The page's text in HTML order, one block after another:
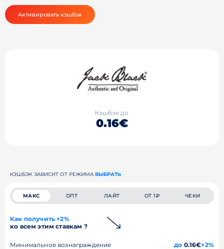
Активировать кэшбэк
Кэшбэк до
0.16€
КЭШБЭК ЗАВИСИТ ОТ РЕЖИМА ВЫБРАТЬ
МАКС ОПТ ЛАЙТ ОТ 1₽ ЧЕКИ
Как получить +2%
ко всем этим ставкам ?
Минимальное вознаграждение до 0.16€+2%